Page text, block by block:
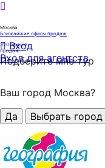
Москва
Ближайшие офисы продаж
320офисов
продаж
Вход
Вход для агентств
Подберите мне тур
Ваш город Москва?
Да
Выбрать город